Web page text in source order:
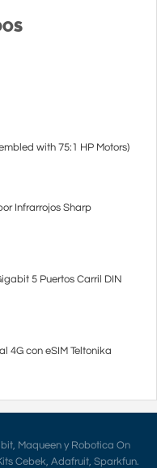
with 75:1 HP Motors)
Infrarrojos Sharp
5 Puertos Carril DIN
4G con eSIM Teltonika
Maqueen y Robotica On
Cebek, Adafruit, Sparkfun.